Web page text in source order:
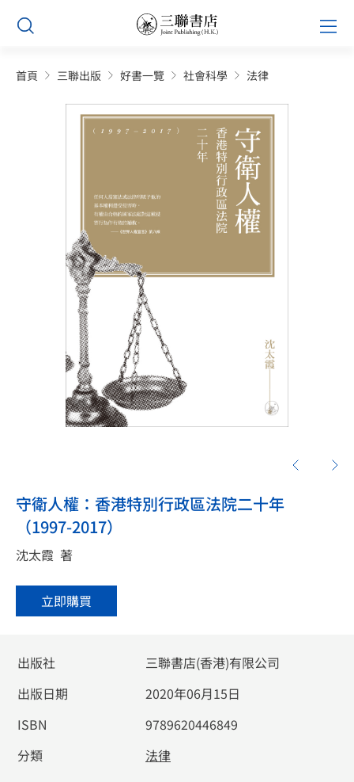
Skip
content
首頁 三聯出版 好書一覽 社會科學 法律
守衛人權：香港特別行政區法院二十年
（1997-2017）
沈太霞 著
立即購買
出版社
三聯書店(香港)有限公司
出版日期
2020年06月15日
ISBN
9789620446849
分類
法律